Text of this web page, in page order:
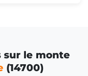
sur le monte
(14700)